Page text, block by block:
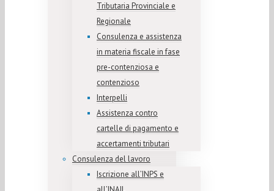
Tributaria Provinciale e
Regionale
Consulenza e assistenza
in materia fiscale in fase
pre-contenziosa e
contenzioso
Interpelli
Assistenza contro
cartelle di pagamento e
accertamenti tributari
Consulenza del lavoro
Iscrizione all’INPS e